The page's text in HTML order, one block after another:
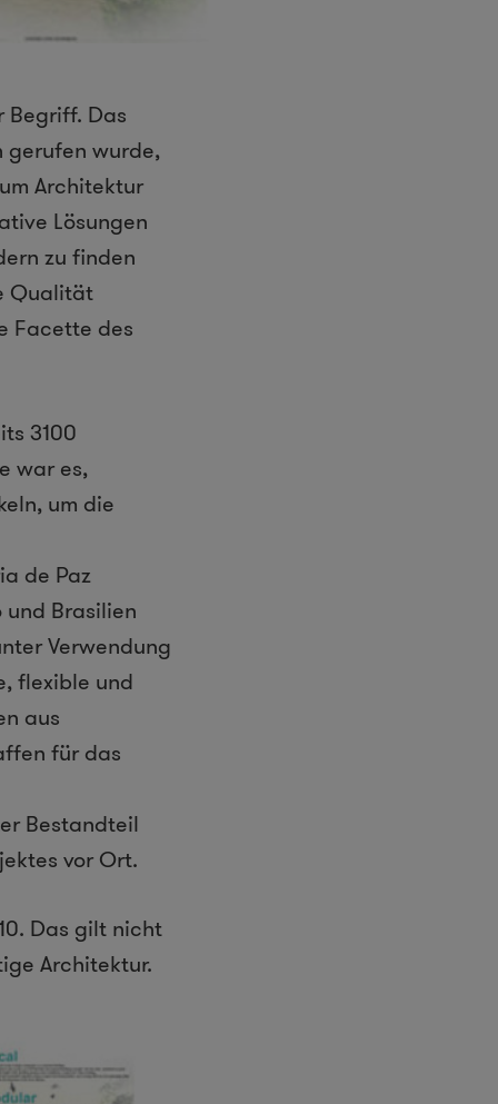
Begriff. Das
gerufen wurde,
Architektur
Lösungen
zu finden
Qualität
Facette des
3100
war es,
um die
de Paz
Brasilien
Verwendung
flexible und
aus
für das
Bestandteil
vor Ort.
Das gilt nicht
Architektur.